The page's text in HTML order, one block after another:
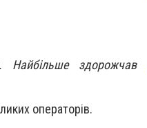
здорожчав
операторів.